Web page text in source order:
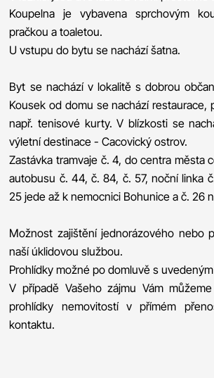
Koupelna je vybavena sprchovým
pračkou a toaletou.
U vstupu do bytu se nachází šatna.
Byt se nachází v lokalitě s dobrou
Kousek od domu se nachází restaurace,
např. tenisové kurty. V blízkosti se
výletní destinace - Cacovický ostrov.
Zastávka tramvaje č. 4, do centra města
autobusu č. 44, č. 84, č. 57, noční linka
25 jede až k nemocnici Bohunice a č. 26
Možnost zajištění jednorázového nebo
naší úklidovou službou.
Prohlídky možné po domluvě s
V případě Vašeho zájmu Vám
prohlídky nemovitostí v přímém
kontaktu.